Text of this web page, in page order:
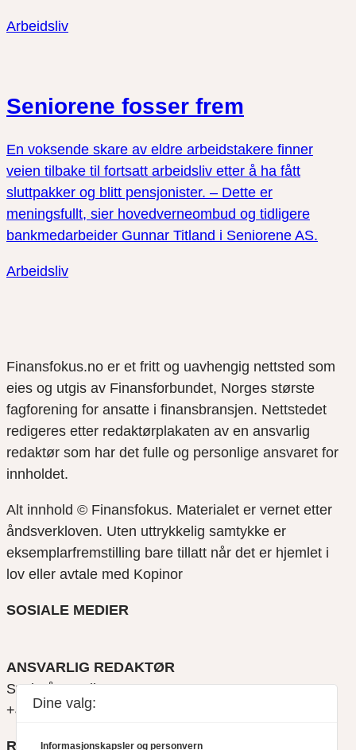
Arbeidsliv
Seniorene fosser frem
En voksende skare av eldre arbeidstakere finner
veien tilbake til fortsatt arbeidsliv etter å ha fått
sluttpakker og blitt pensjonister. – Dette er
meningsfullt, sier hovedverneombud og tidligere
bankmedarbeider Gunnar Titland i Seniorene AS.
Arbeidsliv
Finansfokus.no er et fritt og uavhengig nettsted som
eies og utgis av Finansforbundet, Norges største
fagforening for ansatte i finansbransjen. Nettstedet
redigeres etter redaktørplakaten av en ansvarlig
redaktør som har det fulle og personlige ansvaret for
innholdet.
Alt innhold © Finansfokus. Materialet er vernet etter
åndsverkloven. Uten uttrykkelig samtykke er
eksemplarfremstilling bare tillatt når det er hjemlet i
lov eller avtale med Kopinor
SOSIALE MEDIER
ANSVARLIG REDAKTØR
Svein Åge Eriksen
+47 900 79 547
REDAKTØR
Dine valg:
Informasjonskapsler og personvern